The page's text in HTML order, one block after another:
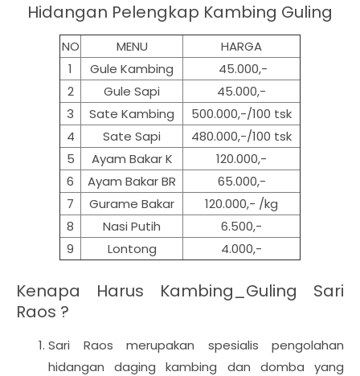
Hidangan Pelengkap Kambing Guling
NO MENU
HARGA
1
Gule Kambing
45.000,-
2
Gule Sapi
45.000,-
3
Sate Kambing
500.000,-/100 tsk
4
Sate Sapi
480.000,-/100 tsk
5
Ayam Bakar K
120.000,-
6
Ayam Bakar BR
65.000,-
7
Gurame Bakar
120.000,- /kg
8
Nasi Putih
6.500,-
9
Lontong 4.000,-
Kenapa Harus Kambing_Guling Sari
Raos ?
Sari Raos merupakan spesialis pengolahan
hidangan daging kambing dan domba yang